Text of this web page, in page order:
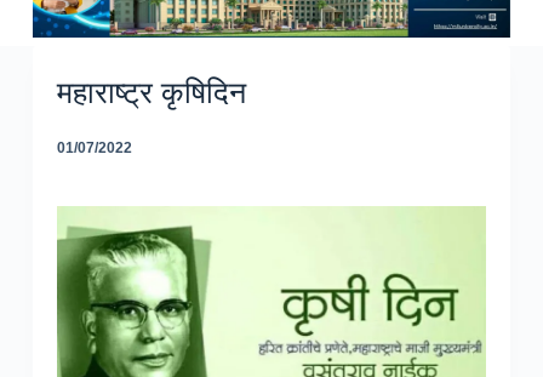
महाराष्ट्र कृषिदिन
01/07/2022